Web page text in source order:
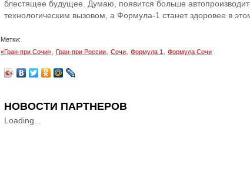
блестящее будущее. Думаю, появится больше
технологическим вызовом, а Формула-1 станет здоровее в
Метки:
«Гран-при Сочи»
Гран-при России Сочи Формула 1 Формула Сочи
НОВОСТИ ПАРТНЕРОВ
Loading...